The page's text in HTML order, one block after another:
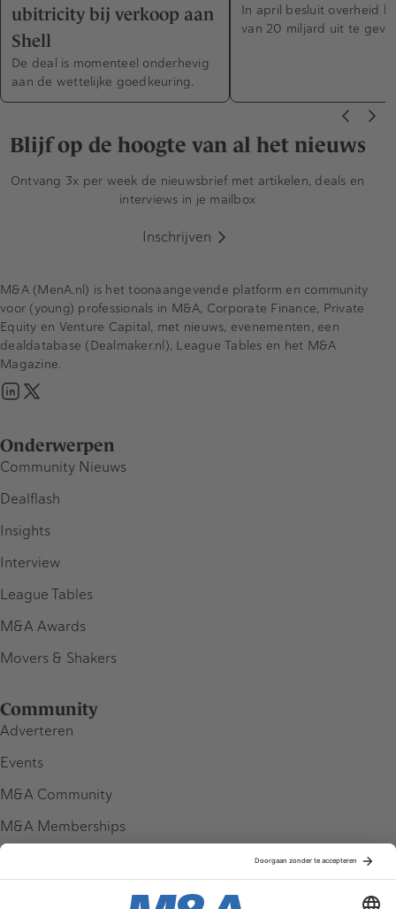
ubitricity bij verkoop aan
Shell
De deal is momenteel onderhevig
aan de wettelijke goedkeuring.
In april besluit overheid
van 20 miljard uit te
Blijf op de hoogte van al het nieuws
Ontvang 3x per week de nieuwsbrief met artikelen, deals en
interviews in je mailbox
Inschrijven
Onderwerpen
Community Nieuws
Dealflash
Insights
Interview
League Tables
M&A Awards
Movers & Shakers
Community
Adverteren
Events
M&A Community
M&A Memberships
M&A (MenA.nl) is het toonaangevende platform en community
voor (young) professionals in M&A, Corporate Finance, Private
Equity en Venture Capital, met nieuws, evenementen, een
dealdatabase (Dealmaker.nl), League Tables en het M&A
Magazine.